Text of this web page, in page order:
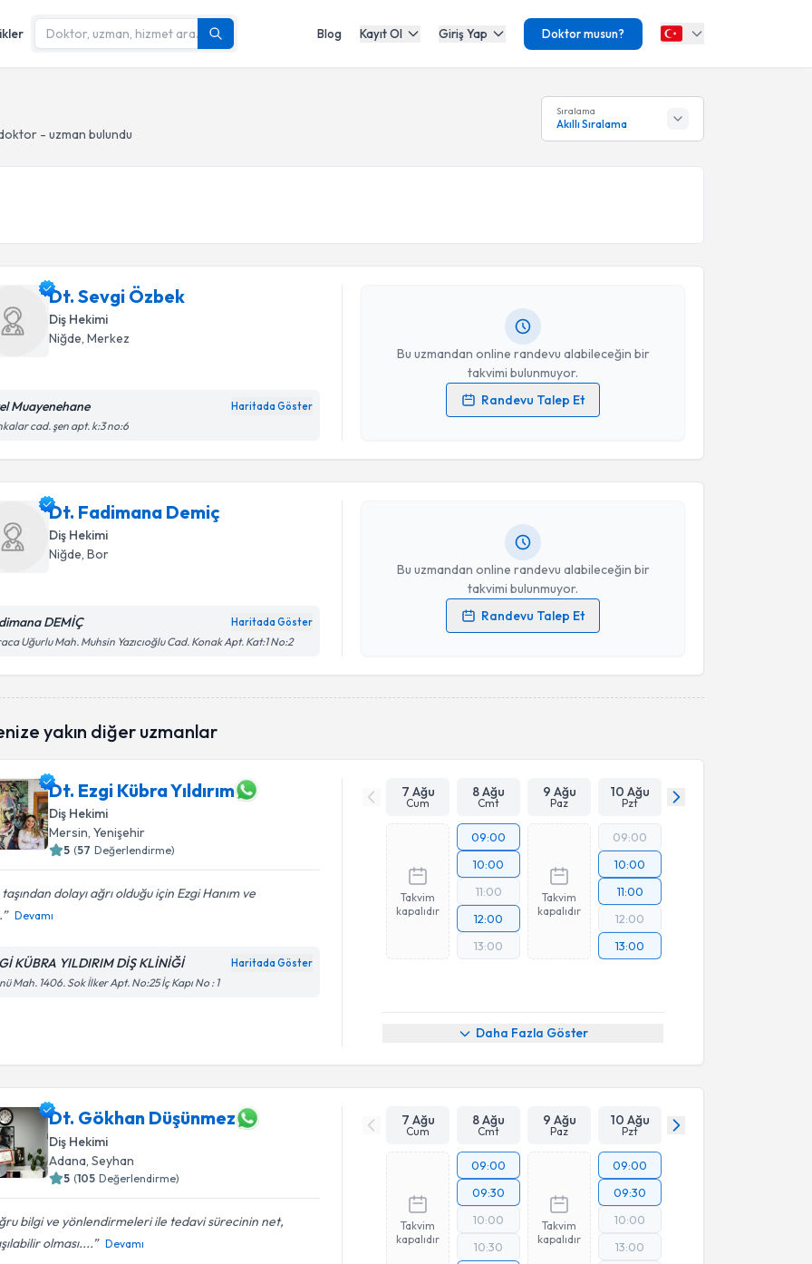
Blog Kayıt Ol Giriş Yap Doktor musun?
- uzman bulundu
Sıralama
Akıllı Sıralama
Dt. Sevgi Özbek
Diş Hekimi
Niğde, Merkez
Muayenehane Haritada Göster
cad. şen apt. k:3 no:6
Bu uzmandan online randevu alabileceğin bir
takvimi bulunmuyor.
Randevu Talep Et
Kişisel verilerimin işlenmesine ilişkinAydınlatma Metni
işlenmesini kabul ediyorum.
Dt. Fadimana Demiç
Diş Hekimi
Niğde, Bor
DEMİÇ Haritada Göster
Uğurlu Mah. Muhsin Yazıcıoğlu Cad. Konak Apt. Kat:1 No:2
Bu uzmandan online randevu alabileceğin bir
takvimi bulunmuyor.
Randevu Talep Et
Randevu Takvimi Talebi
Kişisel verilerimin işlenmesine ilişkinAydınlatma Metni
işlenmesini kabul ediyorum.
yakın diğer uzmanlar
Dt. Ezgi Kübra Yıldırım
Diş Hekimi
Mersin, Yenişehir
5 (57 Değerlendirme)
dolayı ağrı olduğu için Ezgi Hanım ve
Devamı
KÜBRA YILDIRIM DİŞ KLİNİĞİ Haritada Göster
Mah. 1406. Sok İlker Apt. No:25 İç Kapı No : 1
7 Ağu
Cum
8 Ağu
Cmt
9 Ağu
Paz
10 Ağu
Pzt
Takvim
kapalıdır
09:00
10:00
11:00
12:00
13:00
Takvim
kapalıdır
09:00
10:00
11:00
12:00
13:00
Daha Fazla Göster
Dt. Gökhan Düşünmez
Diş Hekimi
Adana , Seyhan
5 (105 Değerlendirme)
bilgi ve yönlendirmeleri ile tedavi sürecinin net,
olması....
Devamı
7 Ağu
Cum
8 Ağu
Cmt
9 Ağu
Paz
10 Ağu
Pzt
Takvim
kapalıdır
09:00
09:30
10:00
10:30
Takvim
kapalıdır
09:00
09:30
10:00
13:00